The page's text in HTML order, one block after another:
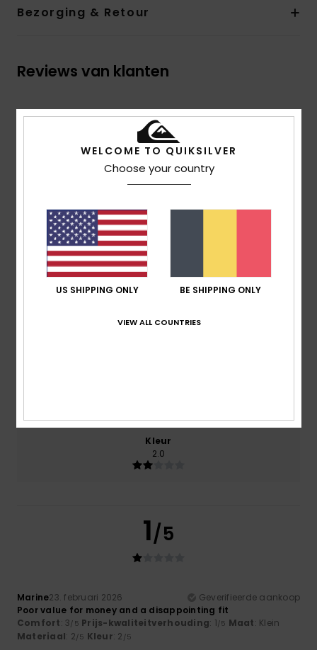
Bezorging & Retour
Reviews van klanten
Gemiddelde score
1.0
februari 2026
0% van onze klanten bevelen dit product aan
Comfort
Prijs-kwaliteitverhouding
Kleur
2.0
1/5
Marine23. februari 2026
Geverifieerde aankoop
Poor value for money and a disappointing fit
Comfort: 3/5 Prijs-kwaliteitverhouding: 1/5 Maat: Klein
Materiaal: 2/5 Kleur: 2 /5
WELCOME TO QUIKSILVER
Choose your country
US SHIPPING ONLY BE SHIPPING ONLY
VIEW ALL COUNTRIES